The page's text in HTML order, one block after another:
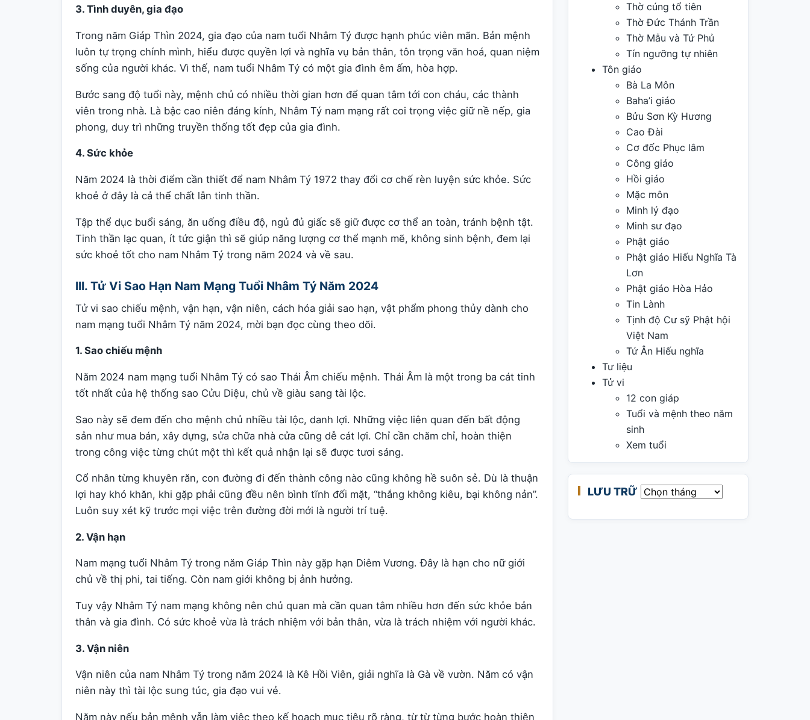
3. Tình duyên, gia đạo
Trong năm Giáp Thìn 2024, gia đạo của nam tuổi Nhâm Tý được hạnh phúc viên mãn. Bản mệnh
luôn tự trọng chính mình, hiểu được quyền lợi và nghĩa vụ bản thân, tôn trọng văn hoá, quan niệm
sống của người khác. Vì thế, nam tuổi Nhâm Tý có một gia đình êm ấm, hòa hợp.
Bước sang độ tuổi này, mệnh chủ có nhiều thời gian hơn để quan tâm tới con cháu, các thành
viên trong nhà. Là bậc cao niên đáng kính, Nhâm Tý nam mạng rất coi trọng việc giữ nề nếp, gia
phong, duy trì những truyền thống tốt đẹp của gia đình.
4. Sức khỏe
Năm 2024 là thời điểm cần thiết để nam Nhâm Tý 1972 thay đổi cơ chế rèn luyện sức khỏe. Sức
khoẻ ở đây là cả thể chất lẫn tinh thần.
Tập thể dục buổi sáng, ăn uống điều độ, ngủ đủ giấc sẽ giữ được cơ thể an toàn, tránh bệnh tật.
Tinh thần lạc quan, ít tức giận thì sẽ giúp năng lượng cơ thể mạnh mẽ, không sinh bệnh, đem lại
sức khoẻ tốt cho nam Nhâm Tý trong năm 2024 và về sau.
III. Tử Vi Sao Hạn Nam Mạng Tuổi Nhâm Tý Năm 2024
Tử vi sao chiếu mệnh, vận hạn, vận niên, cách hóa giải sao hạn, vật phẩm phong thủy dành cho
nam mạng tuổi Nhâm Tý năm 2024, mời bạn đọc cùng theo dõi.
1. Sao chiếu mệnh
Năm 2024 nam mạng tuổi Nhâm Tý có sao Thái Âm chiếu mệnh. Thái Âm là một trong ba cát tinh
tốt nhất của hệ thống sao Cửu Diệu, chủ về giàu sang tài lộc.
Sao này sẽ đem đến cho mệnh chủ nhiều tài lộc, danh lợi. Những việc liên quan đến bất động
sản như mua bán, xây dựng, sửa chữa nhà cửa cũng dễ cát lợi. Chỉ cần chăm chỉ, hoàn thiện
trong công việc từng chút một thì kết quả nhận lại sẽ được tươi sáng.
Cổ nhân từng khuyên răn, con đường đi đến thành công nào cũng không hề suôn sẻ. Dù là thuận
lợi hay khó khăn, khi gặp phải cũng đều nên bình tĩnh đối mặt, “thắng không kiêu, bại không nản”.
Luôn suy xét kỹ trước mọi việc trên đường đời mới là người trí tuệ.
2. Vận hạn
Nam mạng tuổi Nhâm Tý trong năm Giáp Thìn này gặp hạn Diêm Vương. Đây là hạn cho nữ giới
chủ về thị phi, tai tiếng. Còn nam giới không bị ảnh hưởng.
Tuy vậy Nhâm Tý nam mạng không nên chủ quan mà cần quan tâm nhiều hơn đến sức khỏe bản
thân và gia đình. Có sức khoẻ vừa là trách nhiệm với bản thân, vừa là trách nhiệm với người khác.
3. Vận niên
Vận niên của nam Nhâm Tý trong năm 2024 là Kê Hồi Viên, giải nghĩa là Gà về vườn. Năm có vận
niên này thì tài lộc sung túc, gia đạo vui vẻ.
Năm này nếu bản mệnh vẫn làm việc theo kế hoạch mục tiêu rõ ràng, từ từ từng bước hoàn thiện
Thờ cúng tổ tiên
Thờ Đức Thánh Trần
Thờ Mẫu và Tứ Phủ
Tín ngưỡng tự nhiên
Tôn giáo
Bà La Môn
Baha’i giáo
Bửu Sơn Kỳ Hương
Cao Đài
Cơ đốc Phục lâm
Công giáo
Hồi giáo
Mặc môn
Minh lý đạo
Minh sư đạo
Phật giáo
Phật giáo Hiếu Nghĩa Tà
Lơn
Phật giáo Hòa Hảo
Tin Lành
Tịnh độ Cư sỹ Phật hội
Việt Nam
Tứ Ân Hiếu nghĩa
Tư liệu
Tử vi
12 con giáp
Tuổi và mệnh theo năm
sinh
Xem tuổi
LƯU TRỮ Lưu trữ